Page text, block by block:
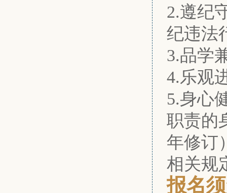
2.遵纪
纪违法
3.品学
4.乐观
5.身心
职责的
年修订
相关规
报名